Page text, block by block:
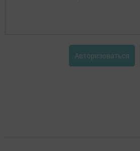
Авторизоваться